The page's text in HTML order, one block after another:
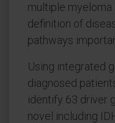
multiple
definition of
pathways
Using integrated
diagnosed
identify 63 driver
novel including